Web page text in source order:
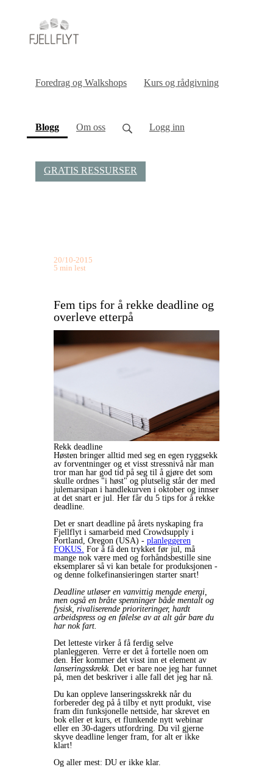
Foredrag og Walkshops Kurs og rådgivning
Blogg(current)
Om oss Logg inn
GRATIS RESSURSER
20/10-2015
5 min lest
Fem tips for å rekke deadline og
overleve etterpå
Rekk deadline
Høsten bringer alltid med seg en egen ryggsekk
av forventninger og et visst stressnivå når man
tror man har god tid på seg til å gjøre det som
skulle ordnes "i høst" og plutselig står der med
julemarsipan i handlekurven i oktober og innser
at det snart er jul. Her får du 5 tips for å rekke
deadline.
Det er snart deadline på årets nyskaping fra
Fjellflyt i samarbeid med Crowdsupply i
Portland, Oregon (USA) - planleggeren
FOKUS. For å få den trykket før jul, må
mange nok være med og forhåndsbestille sine
eksemplarer så vi kan betale for produksjonen -
og denne folkefinansieringen starter snart!
Deadline utløser en vanvittig mengde energi,
men også en bråte spenninger både mentalt og
fysisk, rivaliserende prioriteringer, hardt
arbeidspress og en følelse av at alt går bare du
har nok fart.
Det letteste virker å få ferdig selve
planleggeren. Verre er det å fortelle noen om
den. Her kommer det visst inn et element av
lanseringsskrekk. Det er bare noe jeg har funnet
på, men det beskriver i alle fall det jeg har nå.
Du kan oppleve lanseringsskrekk når du
forbereder deg på å tilby et nytt produkt, vise
fram din funksjonelle nettside, har skrevet en
bok eller et kurs, et flunkende nytt webinar
eller en 30-dagers utfordring. Du vil gjerne
skyve deadline lenger fram, for alt er ikke
klart!
Og aller mest: DU er ikke klar.